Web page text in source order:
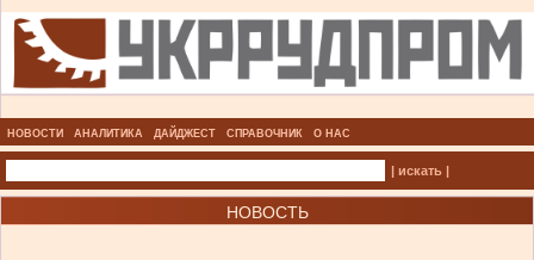
НОВОСТИ АНАЛИТИКА ДАЙДЖЕСТ СПРАВОЧНИК О НАС
| искать |
НОВОСТЬ